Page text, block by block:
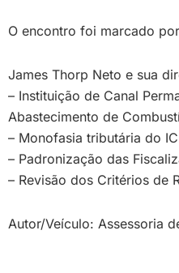
O encontro foi marcado
James Thorp Neto e sua
– Instituição de Canal
Abastecimento de
– Monofasia tributária do
– Padronização das
– Revisão dos Critérios de
Autor/Veículo: Assessoria